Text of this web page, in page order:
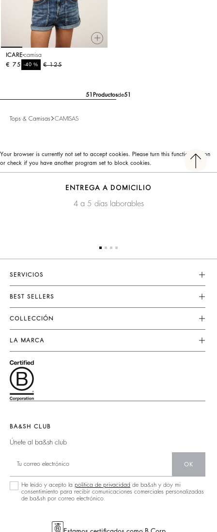
ICARE camisa
€ 125
-40%
€ 75
51 Productosde51
Tops & Camisas CAMISAS
Your browser is currently not set to accept cookies. Please turn this functionality on
or check if you have another program set to block cookies.
ENTREGA A DOMICILIO
4 a 5 días laborables
SERVICIOS
Servicio Al Cliente
FAQ
Devoluciones & Reembolsos
Encuentre Su Talla
Aviso Legal
Términos & Condiciones
Accesibilidad
BEST SELLERS
Vestidos
Faldas
Tops & Camisas
Jerséis & Cardigans
Chaquetas & Capas
Bolsos Teddy
COLLECCIÓN
Nueva Collección
Ropa
Sostenible
Accessorios
Bolsos
Joyas
LA MARCA
Barbara & Sharon
125 Et Après
Nueva Colección
BA&SH CLUB
Únete al ba&sh club
OK
He leído y acepto la política de privacidad de ba&sh y doy mi
consentimiento para recibir comunicaciones comerciales personalizadas
de ba&sh por correo electrónico.